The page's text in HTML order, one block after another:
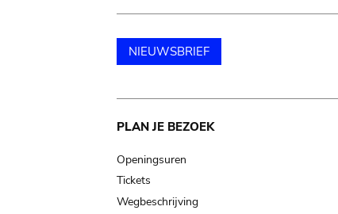
NIEUWSBRIEF
Main
navigation
PLAN JE BEZOEK
Openingsuren
Tickets
Wegbeschrijving